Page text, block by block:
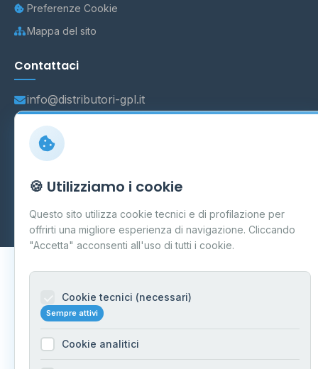
Preferenze Cookie
Mappa del sito
Contattaci
info@distributori-gpl.it
Carpi P.IVA 03859300364
Dati forniti daMinistero delle Imprese e del Made in Italy
Aggiornamento quotidiano
🍪 Utilizziamo i cookie
Questo sito utilizza cookie tecnici e di profilazione per
offrirti una migliore esperienza di navigazione. Cliccando
"Accetta" acconsenti all'uso di tutti i cookie.
Cookie tecnici (necessari)
Sempre attivi
Cookie analitici